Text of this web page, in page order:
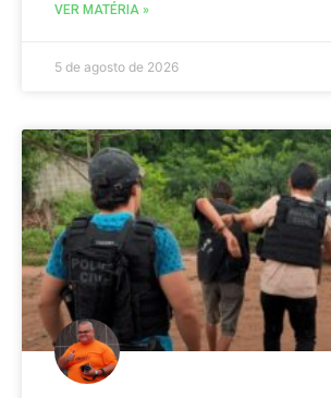
VER MATÉRIA »
5 de agosto de 2026